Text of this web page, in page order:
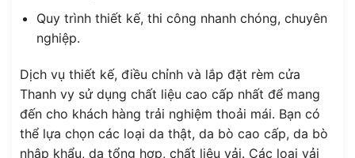
Quy trình thiết kế, thi công nhanh chóng, chuyên
nghiệp.
Dịch vụ thiết kế, điều chỉnh và lắp đặt rèm cửa
Thanh vy sử dụng chất liệu cao cấp nhất để mang
đến cho khách hàng trải nghiệm thoải mái. Bạn có
thể lựa chọn các loại da thật, da bò cao cấp, da bò
nhập khẩu, da tổng hợp, chất liệu vải. Các loại vải